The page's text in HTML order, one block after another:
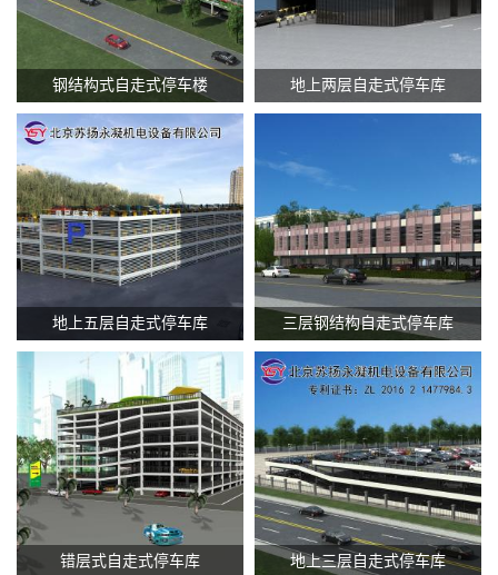
钢结构式自走式停车楼 地上两层自走式停车库
地上五层自走式停车库
查看更多 +
三层钢结构自走式停车库
查看更多 +
错层式自走式停车库
查看更多 +
地上三层自走式停车库
查看更多 +